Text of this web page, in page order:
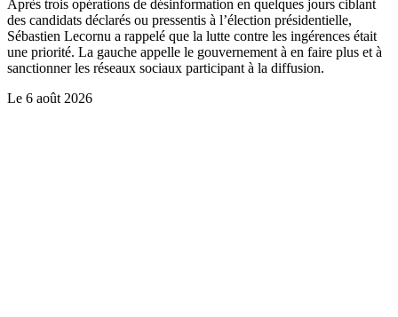
Après trois opérations de désinformation en quelques jours ciblant
des candidats déclarés ou pressentis à l’élection présidentielle,
Sébastien Lecornu a rappelé que la lutte contre les ingérences était
une priorité. La gauche appelle le gouvernement à en faire plus et à
sanctionner les réseaux sociaux participant à la diffusion.
Le 6 août 2026